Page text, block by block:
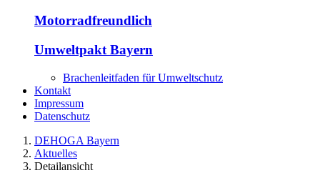
Motorradfreundlich
Umweltpakt Bayern
Brachenleitfaden für Umweltschutz
Kontakt
Impressum
Datenschutz
DEHOGA Bayern
Aktuelles
Detailansicht